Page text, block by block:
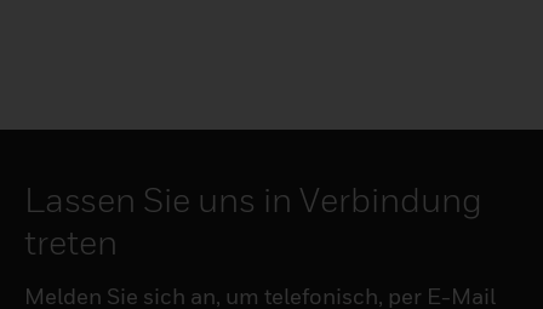
Lassen Sie uns in Verbindung
treten
Melden Sie sich an, um telefonisch, per E-Mail